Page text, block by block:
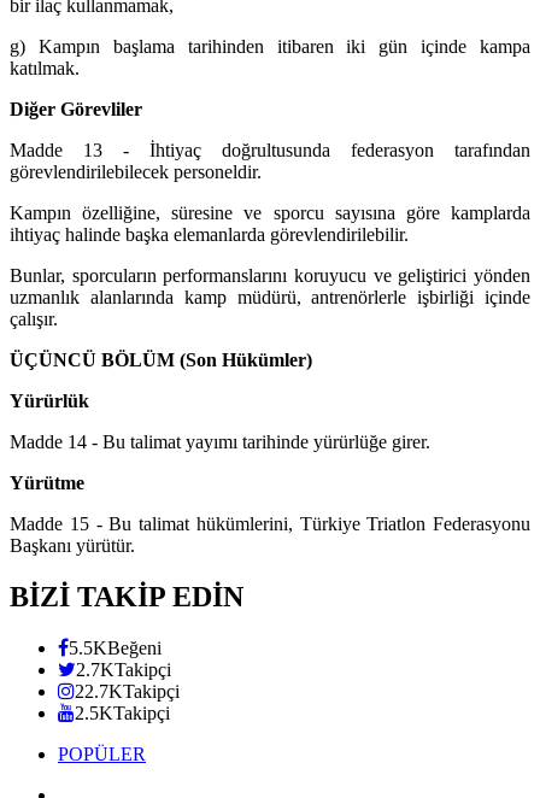
bir ilaç kullanmamak,
g) Kampın başlama tarihinden itibaren iki gün içinde kampa
katılmak.
Diğer Görevliler
Madde 13 - İhtiyaç doğrultusunda federasyon tarafından
görevlendirilebilecek personeldir.
Kampın özelliğine, süresine ve sporcu sayısına göre kamplarda
ihtiyaç halinde başka elemanlarda görevlendirilebilir.
Bunlar, sporcuların performanslarını koruyucu ve geliştirici yönden
uzmanlık alanlarında kamp müdürü, antrenörlerle işbirliği içinde
çalışır.
ÜÇÜNCÜ BÖLÜM (Son Hükümler)
Yürürlük
Madde 14 - Bu talimat yayımı tarihinde yürürlüğe girer.
Yürütme
Madde 15 - Bu talimat hükümlerini, Türkiye Triatlon Federasyonu
Başkanı yürütür.
BİZİ TAKİP EDİN
5.5KBeğeni
2.7KTakipçi
22.7KTakipçi
2.5KTakipçi
POPÜLER